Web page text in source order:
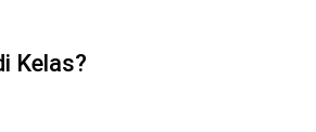
Kelas?